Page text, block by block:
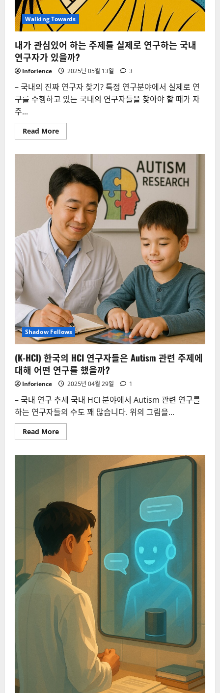
Walking Towards
내가 관심있어 하는 주제를 실제로 연구하는 국내
연구자가 있을까?
Inforience 2025년 05월 13일 3
– 국내의 진짜 연구자 찾기? 특정 연구분야에서 실제로 연
구를 수행하고 있는 국내의 연구자들을 찾아야 할 때가 자
주...
Read MoreRead
more
관
심
있
어
하
는
주
제
를
실
제
로
연
구
하
는
국
내
연
구
자
가
있
을
까?
Shadow Fellows
(K-HCI) 한국의 HCI 연구자들은 Autism 관련 주제에
대해 어떤 연구를 했을까?
Inforience 2025년 04월 29일 1
– 국내 연구 추세 국내 HCI 분야에서 Autism 관련 연구를
하는 연구자들의 수도 꽤 많습니다. 위의 그림을...
Read MoreRead
more
구
Autism
련
주
제
대
해
어
를
했
까?